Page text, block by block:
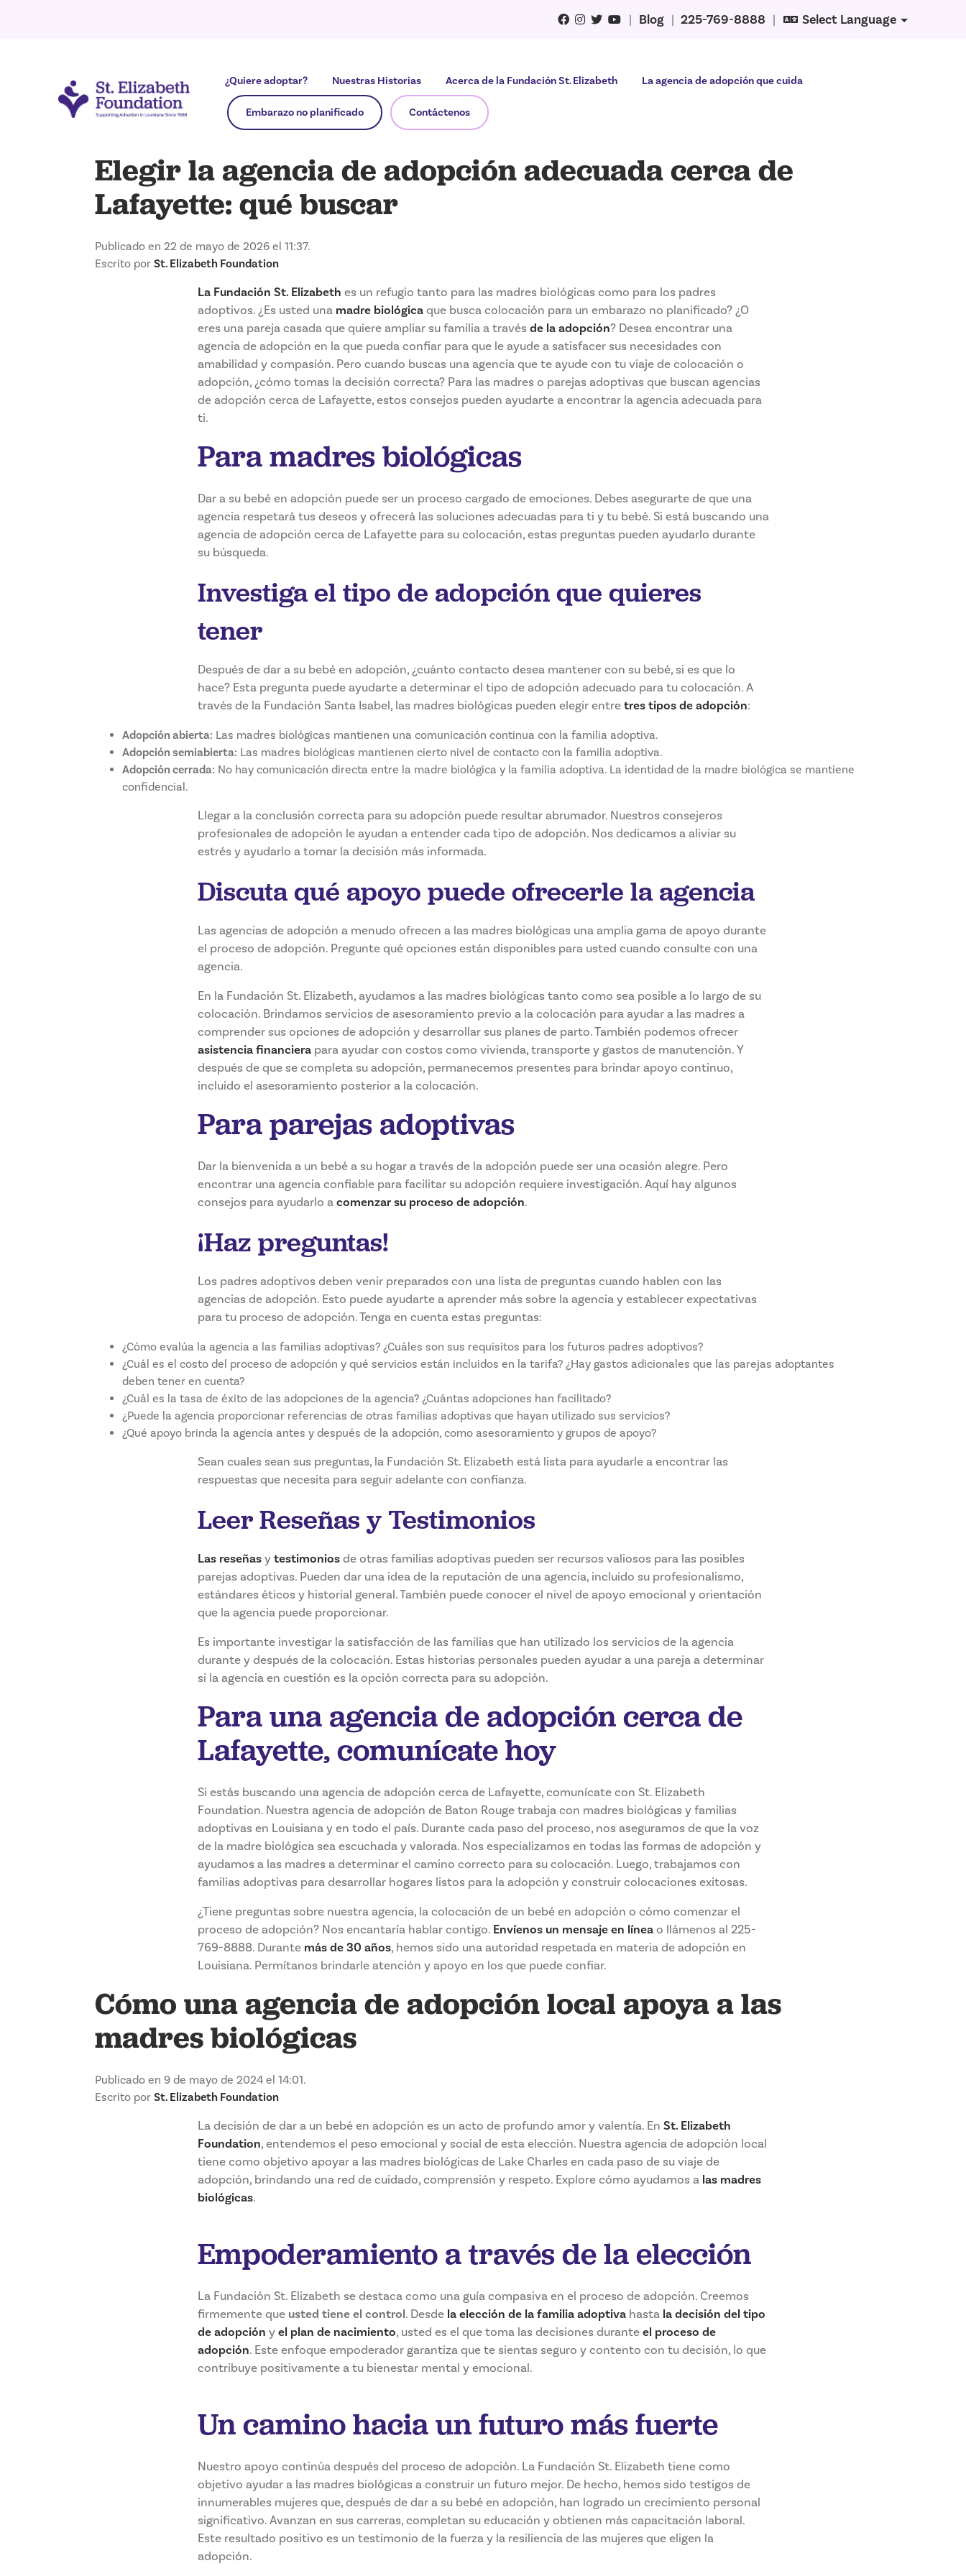
| Blog | 225-769-8888 | Select Language
¿Quiere adoptar? Nuestras Historias Acerca de la Fundación St. Elizabeth La agencia de adopción que cuida
Embarazo no planificado Contáctenos
Elegir la agencia de adopción adecuada cerca de
Lafayette: qué buscar
Publicado en 22 de mayo de 2026 el 11:37.
Escrito por St. Elizabeth Foundation
La Fundación St. Elizabeth es un refugio tanto para las madres biológicas como para los padres
adoptivos. ¿Es usted una madre biológicaque busca colocación para un embarazo no planificado? ¿O
eres una pareja casada que quiere ampliar su familia a través de la adopción? Desea encontrar una
agencia de adopción en la que pueda confiar para que le ayude a satisfacer sus necesidades con
amabilidad y compasión. Pero cuando buscas una agencia que te ayude con tu viaje de colocación o
adopción, ¿cómo tomas la decisión correcta? Para las madres o parejas adoptivas que buscan agencias
de adopción cerca de Lafayette, estos consejos pueden ayudarte a encontrar la agencia adecuada para
ti.
Para madres biológicas
Dar a su bebé en adopción puede ser un proceso cargado de emociones. Debes asegurarte de que una
agencia respetará tus deseos y ofrecerá las soluciones adecuadas para ti y tu bebé. Si está buscando una
agencia de adopción cerca de Lafayette para su colocación, estas preguntas pueden ayudarlo durante
su búsqueda.
Investiga el tipo de adopción que quieres
tener
Después de dar a su bebé en adopción, ¿cuánto contacto desea mantener con su bebé, si es que lo
hace? Esta pregunta puede ayudarte a determinar el tipo de adopción adecuado para tu colocación. A
través de la Fundación Santa Isabel, las madres biológicas pueden elegir entretres tipos de adopción:
Adopción abierta: Las madres biológicas mantienen una comunicación continua con la familia adoptiva.
Adopción semiabierta: Las madres biológicas mantienen cierto nivel de contacto con la familia adoptiva.
Adopción cerrada: No hay comunicación directa entre la madre biológica y la familia adoptiva. La identidad de la madre biológica se mantiene
confidencial.
Llegar a la conclusión correcta para su adopción puede resultar abrumador. Nuestros consejeros
profesionales de adopción le ayudan a entender cada tipo de adopción. Nos dedicamos a aliviar su
estrés y ayudarlo a tomar la decisión más informada.
Discuta qué apoyo puede ofrecerle la agencia
Las agencias de adopción a menudo ofrecen a las madres biológicas una amplia gama de apoyo durante
el proceso de adopción. Pregunte qué opciones están disponibles para usted cuando consulte con una
agencia.
En la Fundación St. Elizabeth, ayudamos a las madres biológicas tanto como sea posible a lo largo de su
colocación. Brindamos servicios de asesoramiento previo a la colocación para ayudar a las madres a
comprender sus opciones de adopción y desarrollar sus planes de parto. También podemos ofrecer
asistencia financierapara ayudar con costos como vivienda, transporte y gastos de manutención. Y
después de que se completa su adopción, permanecemos presentes para brindar apoyo continuo,
incluido el asesoramiento posterior a la colocación.
Para parejas adoptivas
Dar la bienvenida a un bebé a su hogar a través de la adopción puede ser una ocasión alegre. Pero
encontrar una agencia confiable para facilitar su adopción requiere investigación. Aquí hay algunos
consejos para ayudarlo acomenzar su proceso de adopción.
¡Haz preguntas!
Los padres adoptivos deben venir preparados con una lista de preguntas cuando hablen con las
agencias de adopción. Esto puede ayudarte a aprender más sobre la agencia y establecer expectativas
para tu proceso de adopción. Tenga en cuenta estas preguntas:
¿Cómo evalúa la agencia a las familias adoptivas? ¿Cuáles son sus requisitos para los futuros padres adoptivos?
¿Cuál es el costo del proceso de adopción y qué servicios están incluidos en la tarifa? ¿Hay gastos adicionales que las parejas adoptantes
deben tener en cuenta?
¿Cuál es la tasa de éxito de las adopciones de la agencia? ¿Cuántas adopciones han facilitado?
¿Puede la agencia proporcionar referencias de otras familias adoptivas que hayan utilizado sus servicios?
¿Qué apoyo brinda la agencia antes y después de la adopción, como asesoramiento y grupos de apoyo?
Sean cuales sean sus preguntas, la Fundación St. Elizabeth está lista para ayudarle a encontrar las
respuestas que necesita para seguir adelante con confianza.
Leer Reseñas y Testimonios
Las reseñasytestimoniosde otras familias adoptivas pueden ser recursos valiosos para las posibles
parejas adoptivas. Pueden dar una idea de la reputación de una agencia, incluido su profesionalismo,
estándares éticos y historial general. También puede conocer el nivel de apoyo emocional y orientación
que la agencia puede proporcionar.
Es importante investigar la satisfacción de las familias que han utilizado los servicios de la agencia
durante y después de la colocación. Estas historias personales pueden ayudar a una pareja a determinar
si la agencia en cuestión es la opción correcta para su adopción.
Para una agencia de adopción cerca de
Lafayette, comunícate hoy
Si estás buscando una agencia de adopción cerca de Lafayette, comunícate con St. Elizabeth
Foundation. Nuestra agencia de adopción de Baton Rouge trabaja con madres biológicas y familias
adoptivas en Louisiana y en todo el país. Durante cada paso del proceso, nos aseguramos de que la voz
de la madre biológica sea escuchada y valorada. Nos especializamos en todas las formas de adopción y
ayudamos a las madres a determinar el camino correcto para su colocación. Luego, trabajamos con
familias adoptivas para desarrollar hogares listos para la adopción y construir colocaciones exitosas.
¿Tiene preguntas sobre nuestra agencia, la colocación de un bebé en adopción o cómo comenzar el
proceso de adopción? Nos encantaría hablar contigo. Envíenos un mensaje en líneao llámenos al 225-
769-8888. Durante más de 30 años, hemos sido una autoridad respetada en materia de adopción en
Louisiana. Permítanos brindarle atención y apoyo en los que puede confiar.
Cómo una agencia de adopción local apoya a las
madres biológicas
Publicado en 9 de mayo de 2024 el 14:01.
Escrito por St. Elizabeth Foundation
La decisión de dar a un bebé en adopción es un acto de profundo amor y valentía. En St. Elizabeth
Foundation, entendemos el peso emocional y social de esta elección. Nuestra agencia de adopción local
tiene como objetivo apoyar a las madres biológicas de Lake Charles en cada paso de su viaje de
adopción, brindando una red de cuidado, comprensión y respeto. Explore cómo ayudamos a las madres
biológicas.
Empoderamiento a través de la elección
La Fundación St. Elizabeth se destaca como una guía compasiva en el proceso de adopción. Creemos
firmemente que usted tiene el control. Desde la elección de la familia adoptivahasta la decisión del tipo
de adopción yel plan de nacimiento, usted es el que toma las decisiones duranteel proceso de
adopción. Este enfoque empoderador garantiza que te sientas seguro y contento con tu decisión, lo que
contribuye positivamente a tu bienestar mental y emocional.
Un camino hacia un futuro más fuerte
Nuestro apoyo continúa después del proceso de adopción. La Fundación St. Elizabeth tiene como
objetivo ayudar a las madres biológicas a construir un futuro mejor. De hecho, hemos sido testigos de
innumerables mujeres que, después de dar a su bebé en adopción, han logrado un crecimiento personal
significativo. Avanzan en sus carreras, completan su educación y obtienen más capacitación laboral.
Este resultado positivo es un testimonio de la fuerza y la resiliencia de las mujeres que eligen la
adopción.